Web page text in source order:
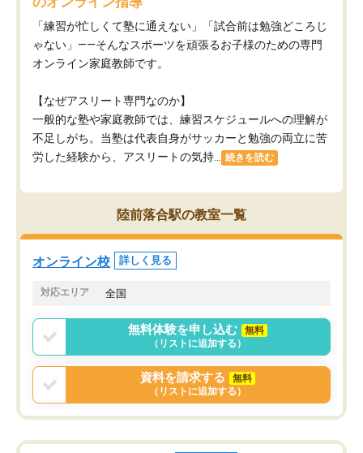
「練習が忙しくて塾に通えない」「試合前は勉強どころじ
ゃない」——そんなスポーツを頑張るお子様のための専門
オンライン家庭教師です。
【なぜアスリート専門なのか】
一般的な塾や家庭教師では、練習スケジュールへの理解が
不足しがち。当塾は代表自身がサッカーと勉強の両立に苦
労した経験から、アスリートの気持...
続きを読む
陸前落合駅の教室一覧
オンライン校 詳しく見る
対応エリア 全国
無料体験を申し込む
無料
（リストに追加する）
資料を請求する
無料
（リストに追加する）